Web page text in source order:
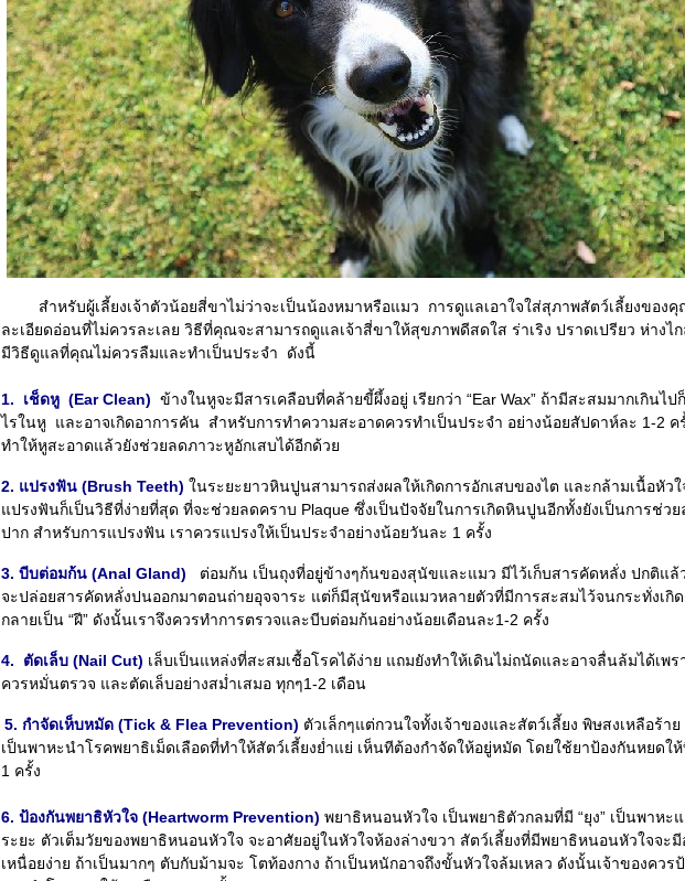
สำหรับผู้เลี้ยงเจ้าตัวน้อยสี่ขาไม่ว่าจะเป็นน้องหมาหรือแมว การดูแลเอาใจใส่สุภาพสัตว์เลี้ยงของคุ
ละเอียดอ่อนที่ไม่ควรละเลย วิธีที่คุณจะสามารถดูแลเจ้าสี่ขาให้สุขภาพดีสดใส ร่าเริง ปราดเปรียว ห่างไ
มีวิธีดูแลที่คุณไม่ควรลืมและทำเป็นประจำ ดังนี้
1. เช็ดหู (Ear Clean) ข้างในหูจะมีสารเคลือบที่คล้ายขี้ผึ้งอยู่ เรียกว่า “Ear Wax” ถ้ามีสะสมมากเกินไป
ไรในหู และอาจเกิดอาการคัน สำหรับการทำความสะอาดควรทำเป็นประจำ อย่างน้อยสัปดาห์ละ 1-2 ค
ทำให้หูสะอาดแล้วยังช่วยลดภาวะหูอักเสบได้อีกด้วย
2. แปรงฟัน (Brush Teeth) ในระยะยาวหินปูนสามารถส่งผลให้เกิดการอักเสบของไต และกล้ามเนื้อหัว
แปรงฟันก็เป็นวิธีที่ง่ายที่สุด ที่จะช่วยลดคราบ Plaque ซึ่งเป็นปัจจัยในการเกิดหินปูนอีกทั้งยังเป็นการช่ว
ปาก สำหรับการแปรงฟัน เราควรแปรงให้เป็นประจำอย่างน้อยวันละ 1 ครั้ง
3. บีบต่อมก้น (Anal Gland)
ต่อมก้น เป็นถุงที่อยู่ข้างๆก้นของสุนัขและแมว มีไว้เก็บสารคัดหลั่ง ปกติแ
จะปล่อยสารคัดหลั่งปนออกมาตอนถ่ายอุจจาระ แต่ก็มีสุนัขหรือแมวหลายตัวที่มีการสะสมไว้จนกระทั่งเกิด
กลายเป็น “ฝี” ดังนั้นเราจึงควรทำการตรวจและบีบต่อมก้นอย่างน้อยเดือนละ1-2 ครั้ง
4. ตัดเล็บ (Nail Cut) เล็บเป็นแหล่งที่สะสมเชื้อโรคได้ง่าย แถมยังทำให้เดินไม่ถนัดและอาจลื่นล้มได้เพร
ควรหมั่นตรวจ และตัดเล็บอย่างสม่ำเสมอ ทุกๆ1-2 เดือน
5. กำจัดเห็บหมัด (Tick & Flea Prevention) ตัวเล็กๆแต่กวนใจทั้งเจ้าของและสัตว์เลี้ยง พิษสงเหลือร้าย
เป็นพาหะนำโรคพยาธิเม็ดเลือดที่ทำให้สัตว์เลี้ยงย่ำแย่ เห็นทีต้องกำจัดให้อยู่หมัด โดยใช้ยาป้องกันหยดใ
1 ครั้ง
6. ป้องกันพยาธิหัวใจ (Heartworm Prevention) พยาธิหนอนหัวใจ เป็นพยาธิตัวกลมที่มี “ยุง” เป็นพาหะ
ระยะ ตัวเต็มวัยของพยาธิหนอนหัวใจ จะอาศัยอยู่ในหัวใจห้องล่างขวา สัตว์เลี้ยงที่มีพยาธิหนอนหัวใจจะมี
เหนื่อยง่าย ถ้าเป็นมากๆ ตับกับม้ามจะ โตท้องกาง ถ้าเป็นหนักอาจถึงขั้นหัวใจล้มเหลว ดังนั้นเจ้าของควร